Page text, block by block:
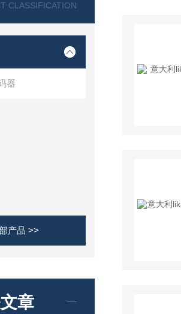
CLASSIFICATION
器
产品 >>
章